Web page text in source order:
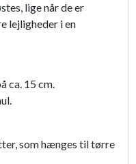
lige når de er
lejligheder i en
ca. 15 cm.
som hænges til tørre